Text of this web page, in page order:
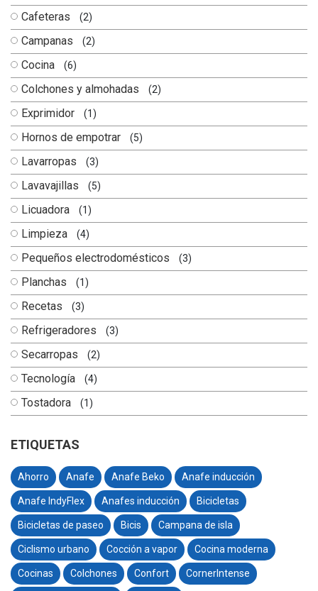
Cafeteras (2)
Campanas (2)
Cocina (6)
Colchones y almohadas (2)
Exprimidor (1)
Hornos de empotrar (5)
Lavarropas (3)
Lavavajillas (5)
Licuadora (1)
Limpieza (4)
Pequeños electrodomésticos (3)
Planchas (1)
Recetas (3)
Refrigeradores (3)
Secarropas (2)
Tecnología (4)
Tostadora (1)
ETIQUETAS
Ahorro Anafe Anafe Beko Anafe inducción
Anafe IndyFlex Anafes inducción Bicicletas
Bicicletas de paseo Bicis Campana de isla
Ciclismo urbano Cocción a vapor Cocina moderna
Cocinas Colchones Confort CornerIntense